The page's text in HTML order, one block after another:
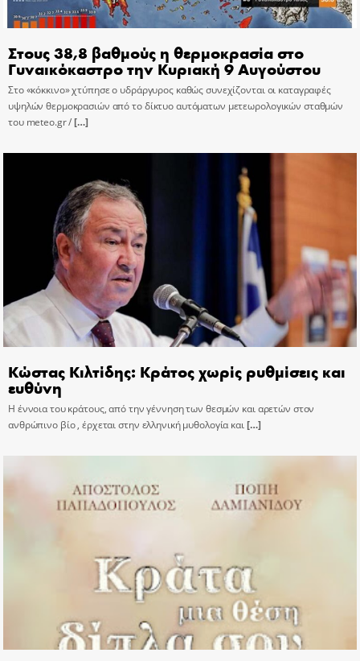
Στους 38,8 βαθμούς η θερμοκρασία στο
Γυναικόκαστρο την Κυριακή 9 Αυγούστου
Στο «κόκκινο» χτύπησε ο υδράργυρος καθώς συνεχίζονται οι καταγραφές
υψηλών θερμοκρασιών από το δίκτυο αυτόματων μετεωρολογικών σταθμών
του meteo.gr /[…]
Κώστας Κιλτίδης: Κράτος χωρίς ρυθμίσεις και
ευθύνη
Η έννοια του κράτους, από την γέννηση των θεσμών και αρετών στον
ανθρώπινο βίο , έρχεται στην ελληνική μυθολογία και[…]